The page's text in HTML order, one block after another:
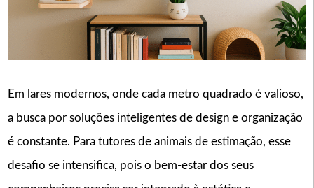
Em lares modernos, onde cada metro quadrado é valioso,
a busca por soluções inteligentes de design e organização
é constante. Para tutores de animais de estimação, esse
desafio se intensifica, pois o bem-estar dos seus